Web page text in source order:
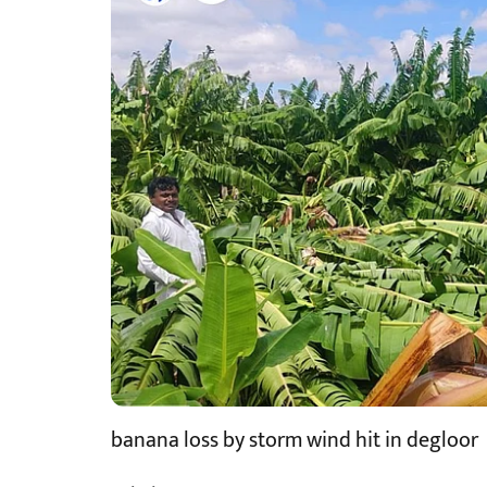
banana loss by storm wind hit in degloor